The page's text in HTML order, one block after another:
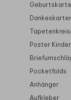
Poster
Pocketfolds
Anhänger
Aufkleber